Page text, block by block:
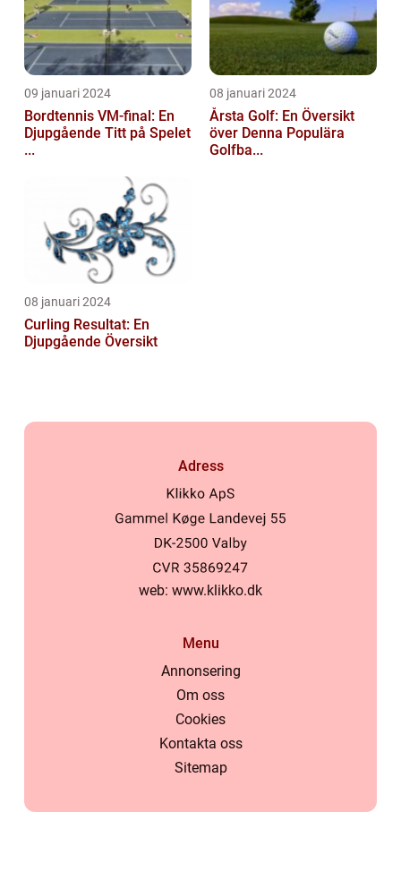
09 januari 2024
Bordtennis VM-final: En
Djupgående Titt på Spelet
...
08 januari 2024
Årsta Golf: En Översikt
över Denna Populära
Golfba...
08 januari 2024
Curling Resultat: En
Djupgående Översikt
Adress
web: www.klikko.dk
Menu
Annonsering
Om oss
Cookies
Kontakta oss
Sitemap